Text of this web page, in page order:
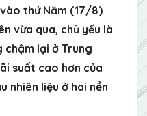
thứ Năm (17/8)
vừa qua, chủ yếu là
lại ở Trung
suất cao hơn của
nhiên liệu ở hai nền